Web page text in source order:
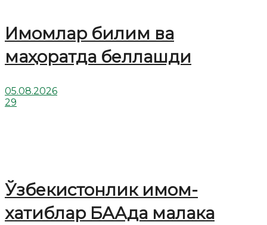
Имомлар билим ва
маҳоратда беллашди
05.08.2026
29
Ўзбекистонлик имом-
хатиблар БААда малака